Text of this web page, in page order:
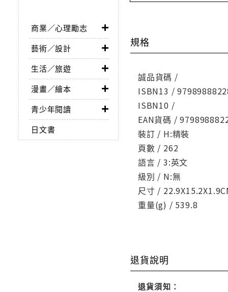
商業／心理勵志
藝術／設計
生活／旅遊
漫畫／繪本
青少年閱讀
日文書
規格
誠品貨碼 /
ISBN13 /
ISBN10 /
EAN貨碼 /
裝訂 / H:精裝
頁數 / 262
語言 / 3:英文
級別 / N:無
尺寸 /
重量(g) / 539.8
退貨說明
退貨須知：